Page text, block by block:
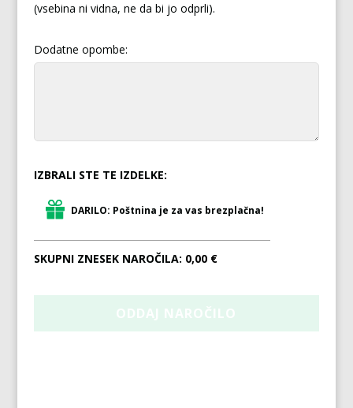
(vsebina ni vidna, ne da bi jo odprli).
Dodatne opombe:
IZBRALI STE TE IZDELKE:
DARILO: Poštnina je za vas brezplačna!
SKUPNI ZNESEK NAROČILA: 0,00 €